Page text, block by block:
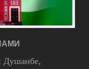
Душанбе,